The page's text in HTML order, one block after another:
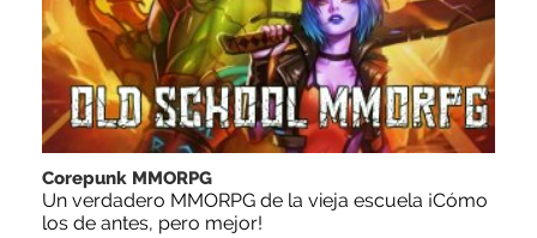
Corepunk MMORPG
Un verdadero MMORPG de la vieja escuela ¡Cómo
los de antes, pero mejor!